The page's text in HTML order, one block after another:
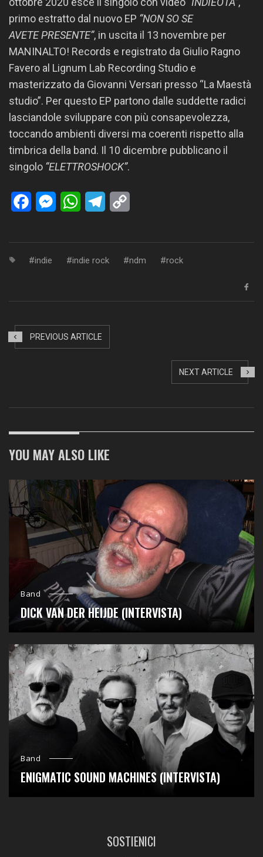
primo estratto dal nuovo EP “NON SO SE
AVETEPRESENTE”, in uscita il 13 novembre per
MANINALTO! Records e registrato da Giulio Ragno
Favero al Lignum Lab Recording Studio e
masterizzato da Giovanni Versari presso “La Maestà
studio”. Per questo EP partono dalle suddette radici
lasciandole sviluppare con più consapevolezza,
toccando ambienti diversi ma coerenti rispetto alla
timbrica della band. Il 10 dicembre pubblicano il
singolo “ELETTROSHOCK”.
FacebookMessengerWhatsAppTelegram
indie indie rock ndm rock
PREVIOUS ARTICLE
NEXT ARTICLE
YOU MAY ALSO LIKE
Band
DICK VAN DER HEIJDE (INTERVISTA)
Band
ENIGMATIC SOUND MACHINES (INTERVISTA)
SOSTIENICI